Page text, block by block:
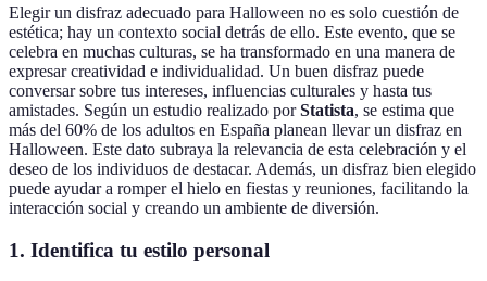
Elegir un disfraz adecuado para Halloween no es solo cuestión de
estética; hay un contexto social detrás de ello. Este evento, que se
celebra en muchas culturas, se ha transformado en una manera de
expresar creatividad e individualidad. Un buen disfraz puede
conversar sobre tus intereses, influencias culturales y hasta tus
amistades. Según un estudio realizado porStatista, se estima que
más del 60% de los adultos en España planean llevar un disfraz en
Halloween. Este dato subraya la relevancia de esta celebración y el
deseo de los individuos de destacar. Además, un disfraz bien elegido
puede ayudar a romper el hielo en fiestas y reuniones, facilitando la
interacción social y creando un ambiente de diversión.
1. Identifica tu estilo personal